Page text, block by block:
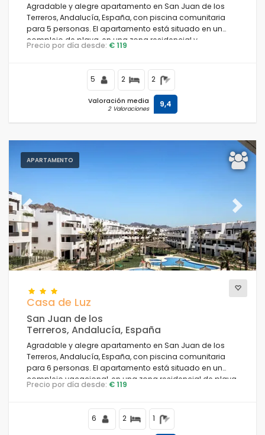
Agradable y alegre apartamento en San Juan de los
Terreros, Andalucía, España, con piscina comunitaria
para 5 personas. El apartamento está situado en un
complejo de playa, en una zona residencial y
montañosa cercana a supermercados y a 200 m de la
Precio por día desde: € 119
5 2 2
Valoración media
2 Valoraciones 9,4
APARTAMENTO
Previous Next
Casa de Luz
San Juan de los
Terreros, Andalucía, España
Agradable y alegre apartamento en San Juan de los
Terreros, Andalucía, España, con piscina comunitaria
para 6 personas. El apartamento está situado en un
complejo vacacional, en una zona residencial de playa,
cerca de restaurantes y bares, supermercados y una
Precio por día desde: € 119
6 2 1